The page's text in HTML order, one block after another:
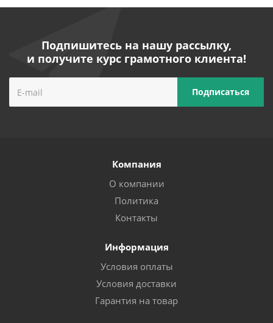
Подпишитесь на нашу рассылку,
и получите курс грамотного клиента!
Компания
О компании
Политика
Контакты
Информация
Условия оплаты
Условия доставки
Гарантия на товар